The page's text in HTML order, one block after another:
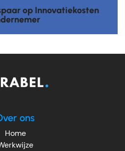
op Innovatiekosten
ons
Home